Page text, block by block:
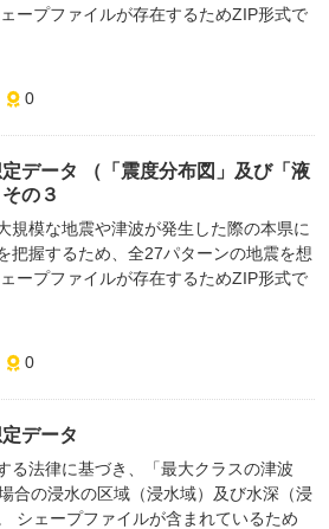
ープファイルが存在するためZIP形式で
0
定データ （「震度分布図」及び「液
の３
規模な地震や津波が発生した際の本県に
把握するため、全27パターンの地震を想
ープファイルが存在するためZIP形式で
0
データ
る法律に基づき、「最大クラスの津波
合の浸水の区域（浸水域）及び水深（浸
シェープファイルが含まれているため